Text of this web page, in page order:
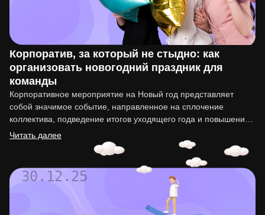
Корпоратив, за который не стыдно: как
организовать новогодний праздник для
команды
Корпоративное мероприятие на Новый год представляет
собой значимое событие, направленное на сплочение
коллектива, подведение итогов уходящего года и повышение
мотивации сотрудников. Организация такого праздника…
Читать далее
30.12.25